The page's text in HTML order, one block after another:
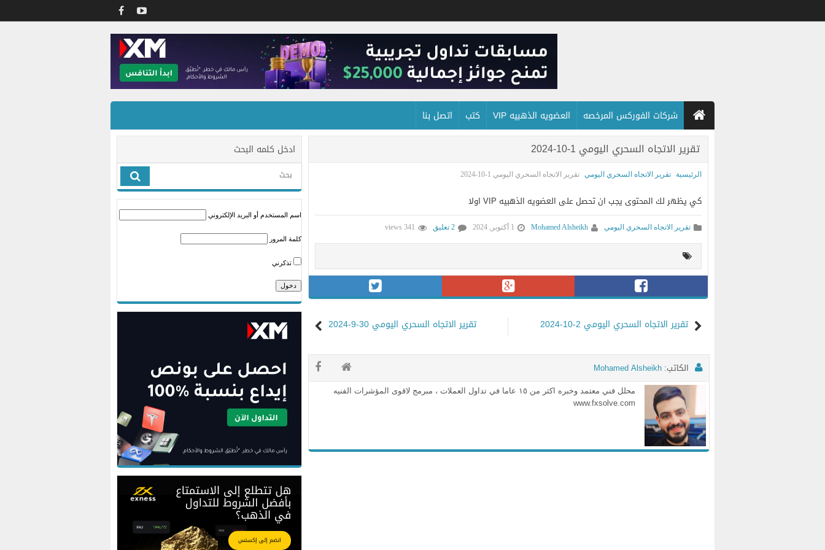
شركات الفوركس المرخصه العضويه الذهبيه VIP كتب اتصل بنا
تقرير الاتجاه السحري اليومي 1-10-2024
الرئيسية تقرير الاتجاه السحري اليومي تقرير الاتجاه السحري اليومي 1-10-2024
كي يظهر لك المحتوى يجب ان تحصل على العضويه الذهبيه VIP اولا
تقرير الاتجاه السحري اليومي Mohamed Alsheikh 1 أكتوبر, 2024 2 تعليق 341 views
تقرير الاتجاه السحري اليومي 30-9-2024 تقرير الاتجاه السحري اليومي 2-10-2024
الكاتب: Mohamed Alsheikh
محلل فني معتمد وخبره اكثر من ١٥ عاما في تداول العملات ، مبرمج لاقوى المؤشرات الفنيه
www.fxsolve.com
ادخل كلمه البحث
اسم المستخدم أو البريد الإلكتروني
كلمة المرور
تذكرني